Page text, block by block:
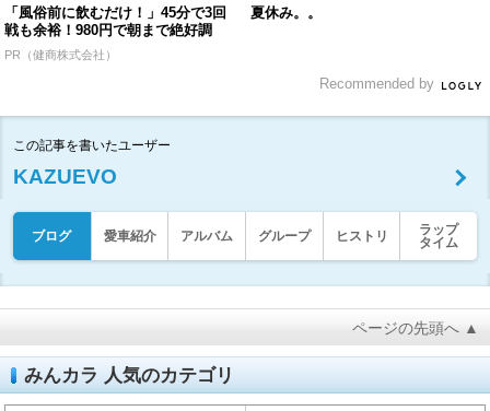
「風俗前に飲むだけ！」45分で3回
戦も余裕！980円で朝まで絶好調
PR（健商株式会社）
夏休み。。
Recommended by
この記事を書いたユーザー
KAZUEVO
ブログ 愛車紹介 アルバム グループ ヒストリ
ラップ
タイム
ページの先頭へ ▲
みんカラ 人気のカテゴリ